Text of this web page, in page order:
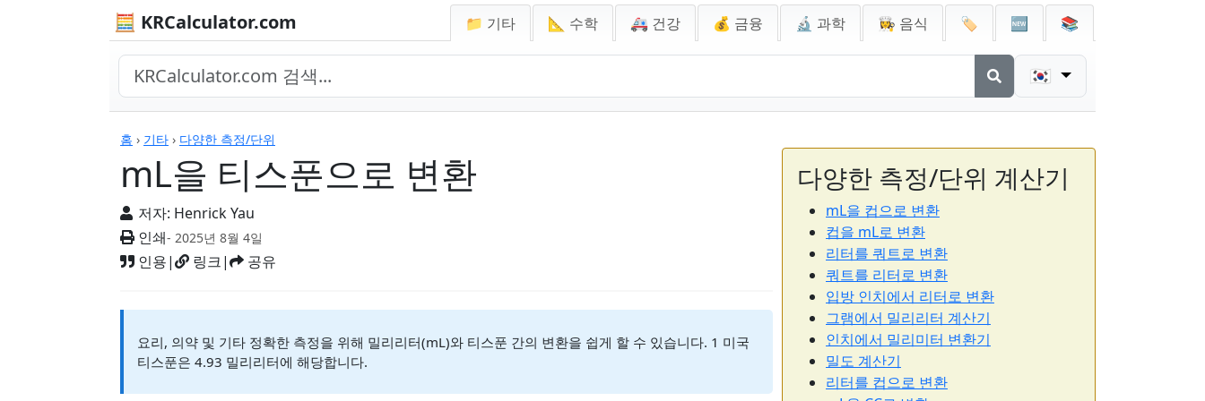
🧮 KRCalculator.com 📁 기타 📐 수학 🚑 건강 💰 금융 🔬 과학 👩‍🍳 음식 🏷️ 🆕 📚
🇰🇷
홈 › 기타 › 다양한 측정/단위
mL을 티스푼으로 변환
저자: Henrick Yau
인쇄- 2025년 8월 4일
인용| 링크| 공유
계산기
요리, 의약 및 기타 정확한 측정을 위해 밀리리터(mL)와 티스푼 간의 변환을 쉽게 할 수 있습니다. 1 미국
티스푼은 4.93 밀리리터에 해당합니다.
다양한 측정/단위 계산기
mL을 컵으로 변환
컵을 mL로 변환
리터를 쿼트로 변환
쿼트를 리터로 변환
입방 인치에서 리터로 변환
그램에서 밀리리터 계산기
인치에서 밀리미터 변환기
밀도 계산기
리터를 컵으로 변환